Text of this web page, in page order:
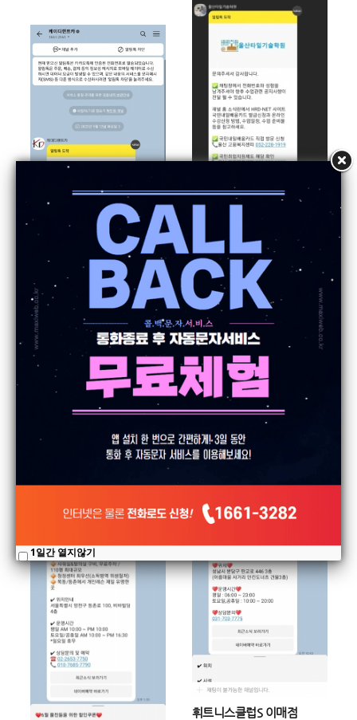
울산타일기술학원
Callback
22.12.16
조회
352
케이디렌트카
Callback
23.9.21
휘트니스클럽S 이매점
1일간 열지않기